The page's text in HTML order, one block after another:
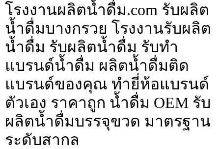
โรงงานผลิตน้ำดื่ม.com รับผลิต
น้ำดื่มบางกรวย โรงงานรับผลิต
น้ำดื่ม รับผลิตน้ำดื่ม รับทำ
แบรนด์น้ำดื่ม ผลิตน้ำดื่มติด
แบรนด์ของคุณ ทำยี่ห้อแบรนด์
ตัวเอง ราคาถูก น้ำดื่ม OEM รับ
ผลิตน้ำดื่มบรรจุขวด มาตรฐาน
ระดับสากล